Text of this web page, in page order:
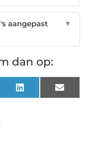
aangepast
▼
dan op:
LinkedIn Email